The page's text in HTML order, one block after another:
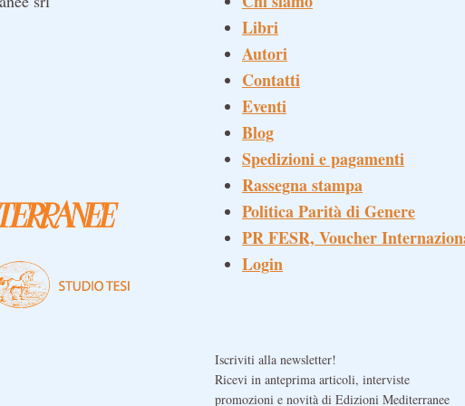
Libri
Autori
Contatti
Eventi
Blog
Spedizioni e pagamenti
Rassegna stampa
Politica Parità di Genere
PR FESR, Voucher
Login
Iscriviti alla newsletter!
Ricevi in anteprima articoli, interviste
promozioni e novità di Edizioni Mediterranee